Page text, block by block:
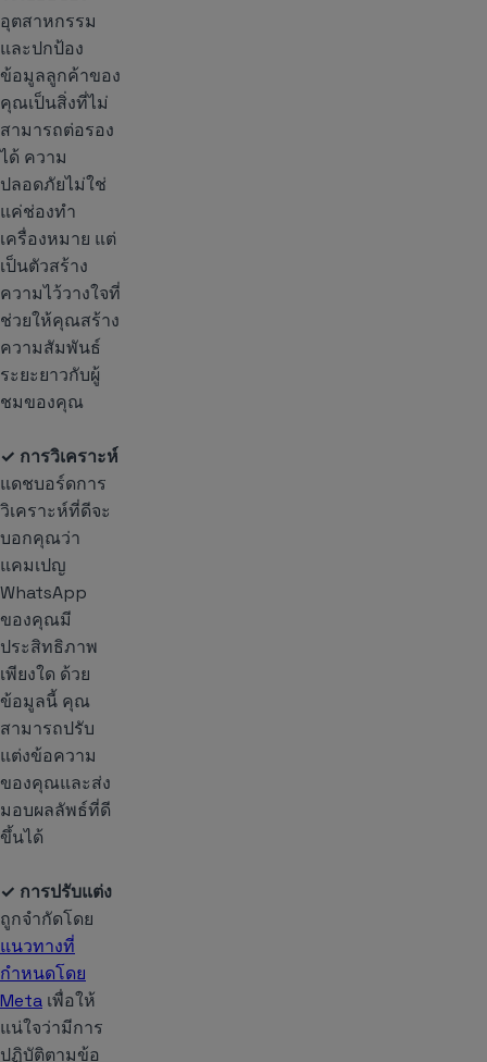
อุตสาหกรรม
และปกป้อง
ข้อมูลลูกค้าของ
คุณเป็นสิ่งที่ไม่
สามารถต่อรอง
ได้ ความ
ปลอดภัยไม่ใช่
แค่ช่องทำ
เครื่องหมาย แต่
เป็นตัวสร้าง
ความไว้วางใจที่
ช่วยให้คุณสร้าง
ความสัมพันธ์
ระยะยาวกับผู้
ชมของคุณ
✓ การวิเคราะห์
แดชบอร์ดการ
วิเคราะห์ที่ดีจะ
บอกคุณว่า
แคมเปญ
WhatsApp
ของคุณมี
ประสิทธิภาพ
เพียงใด ด้วย
ข้อมูลนี้ คุณ
สามารถปรับ
แต่งข้อความ
ของคุณและส่ง
มอบผลลัพธ์ที่ดี
ขึ้นได้
✓ การปรับแต่ง
ถูกจำกัดโดย
แนวทางที่
กำหนดโดย
Meta เพื่อให้
แน่ใจว่ามีการ
ปฏิบัติตามข้อ